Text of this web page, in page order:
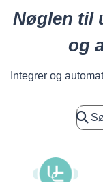
Nøglen til
og
Integrer og